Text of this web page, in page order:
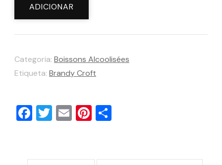
BRANDY
CROFT
ADICIONAR
Categoria: Boissons Alcoolisées
Etiqueta: Brandy Croft
Facebook
Twitter
EmailPinterest